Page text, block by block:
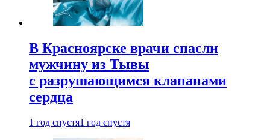
В Красноярске врачи спасли
мужчину из Тывы
с разрушающимся клапанами
сердца
1 год спустя1 год спустя